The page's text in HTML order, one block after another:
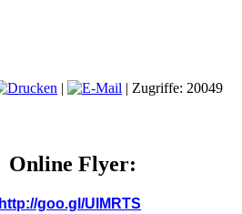
| | Zugriffe: 20049
Online Flyer:
http://goo.gl/UlMRTS